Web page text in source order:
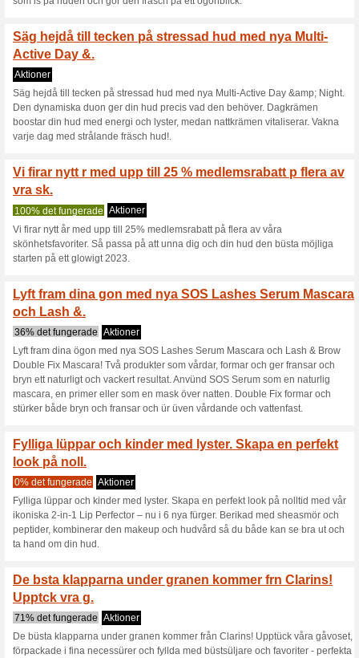
ESSAI 7ML 21.
Hlsa hsten
fr en mjuk .
100% det fungerade
Hülsa hösten vülkommen
med strålande lyster. Få alla
bestüllningar över 700kr -
Cream, Beauty Flash Balm &
Beauty Flash
reducerar synliga .
Beauty Flash Peeling -
Beauty Flash Balm - vår